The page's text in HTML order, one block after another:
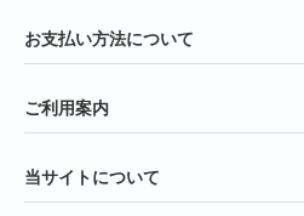
お支払い方法について
ご利用案内
当サイトについて